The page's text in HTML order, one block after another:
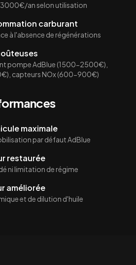
an selon utilisation
carburant
à l'absence de régénérations
pompe AdBlue (1500-2500€),
capteurs NOx (600-900€)
maximale
par défaut AdBlue
restaurée
ni limitation de régime
améliorée
et de dilution d'huile